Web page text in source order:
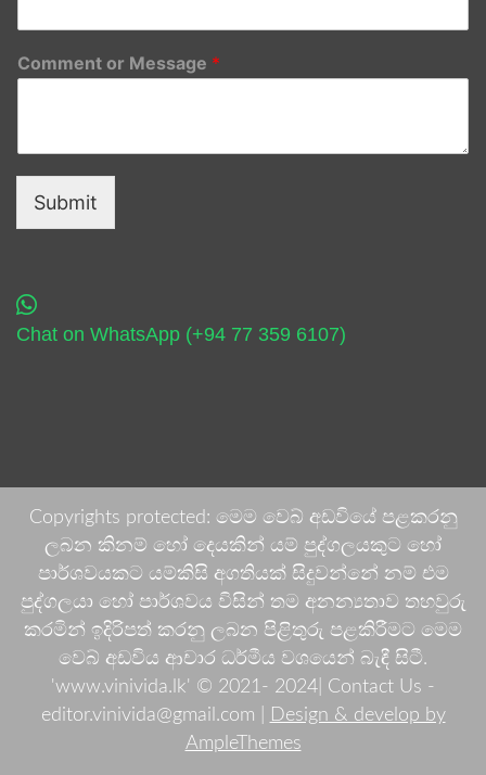
Comment or Message *
Submit
Chat on WhatsApp (+94 77 359 6107)
Copyrights protected: මෙම වෙබ් අඩවියේ පළකරනු
ලබන කිනම් හෝ දෙයකින් යම් පුද්ගලයකුට හෝ
පාර්ශවයකට යම්කිසි අගතියක් සිදුවන්නේ නම් එම
පුද්ගලයා හෝ පාර්ශවය විසින් තම අනන්‍යතාව තහවුරු
කරමින් ඉදිරිපත් කරනු ලබන පිළිතුරු පළකිරීමට මෙම
වෙබ් අඩවිය ආචාර ධර්මීය වශයෙන් බැඳී සිටී.
'www.vinivida.lk' © 2021- 2024| Contact Us -
editor.vinivida@gmail.com |
Design & develop by
AmpleThemes